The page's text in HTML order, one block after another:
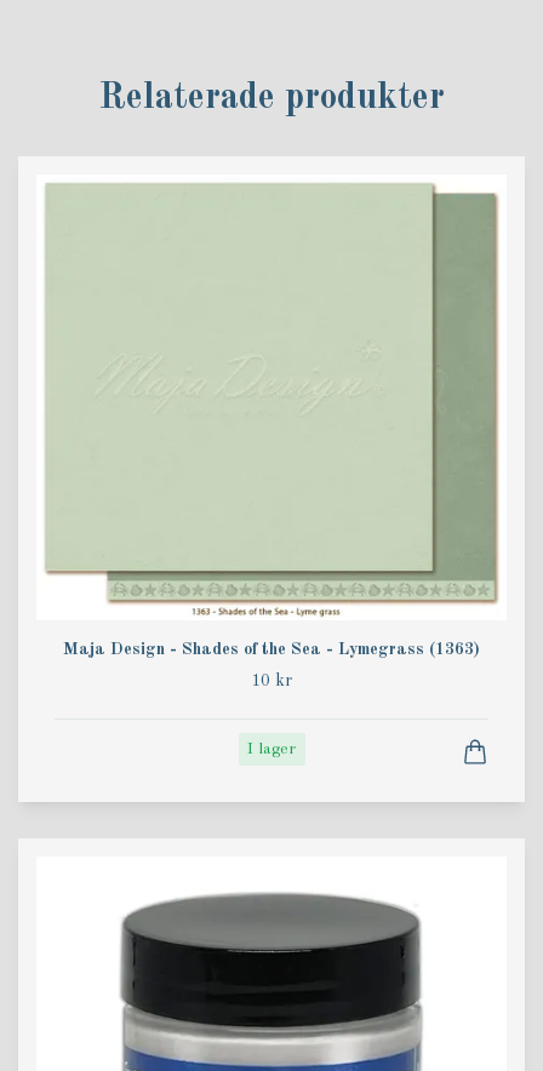
Relaterade produkter
Maja Design - Shades of the Sea - Lymegrass (1363)
10 kr
I lager